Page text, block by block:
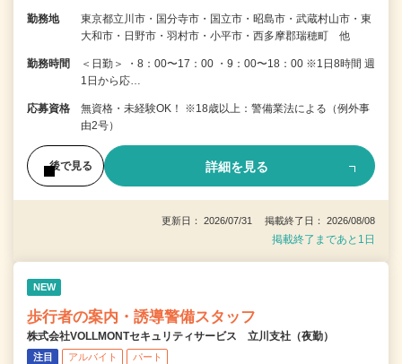
勤務地
東京都立川市・国分寺市・国立市・昭島市・武蔵村山市・東
大和市・日野市・羽村市・小平市・西多摩郡瑞穂町 他
勤務時間
＜日勤＞ ・8：00〜17：00 ・9：00〜18：00 ※1日8時間 週
1日から応…
応募資格
無資格・未経験OK！ ※18歳以上：警備業法による（例外事
由2号）
後で見る 詳細を見る
更新日： 2026/07/31 掲載終了日： 2026/08/08
掲載終了まであと1日
NEW
歩行者の案内・誘導警備スタッフ
株式会社VOLLMONTセキュリティサービス 立川支社（夜勤）
注目 アルバイト パート